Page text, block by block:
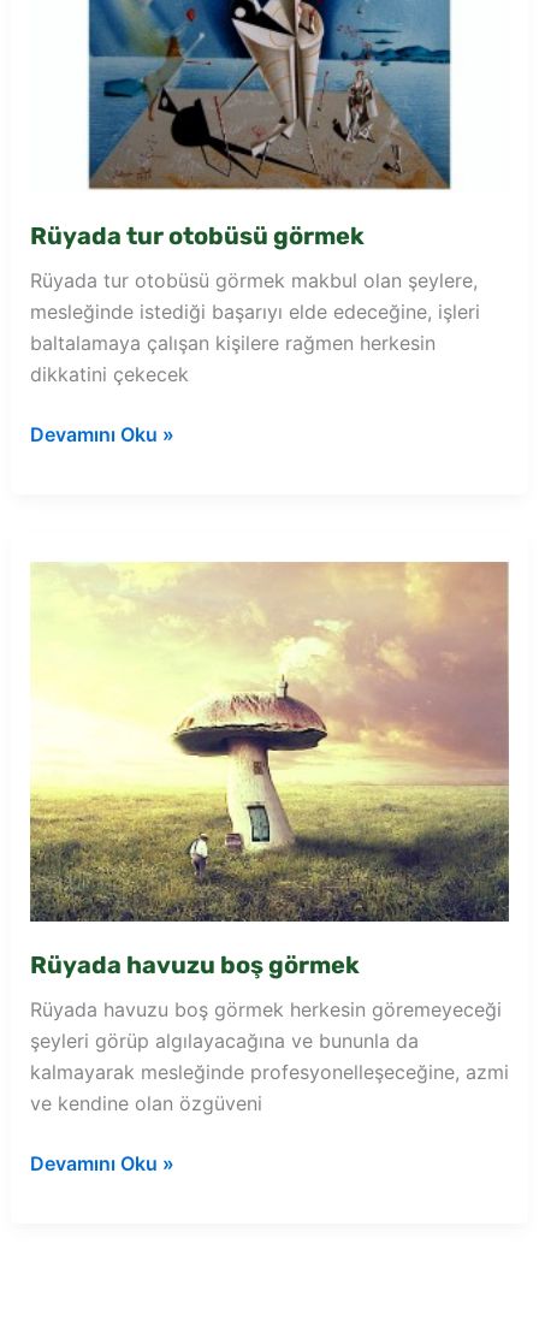
Rüyada tur otobüsü görmek
Rüyada tur otobüsü görmek makbul olan şeylere,
mesleğinde istediği başarıyı elde edeceğine, işleri
baltalamaya çalışan kişilere rağmen herkesin
dikkatini çekecek
Rüyada
Devamını Oku »
Rüyada havuzu boş görmek
Rüyada havuzu boş görmek herkesin göremeyeceği
şeyleri görüp algılayacağına ve bununla da
kalmayarak mesleğinde profesyonelleşeceğine, azmi
ve kendine olan özgüveni
Rüyada
Devamını Oku »